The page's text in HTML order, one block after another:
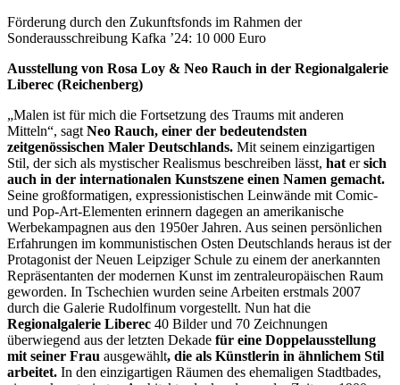
Förderung durch den Zukunftsfonds im Rahmen der
Sonderausschreibung Kafka ’24: 10 000 Euro
Ausstellung von Rosa Loy & Neo Rauch in der Regionalgalerie
Liberec (Reichenberg)
„Malen ist für mich die Fortsetzung des Traums mit anderen
Mitteln“, sagt Neo Rauch, einer der bedeutendsten
zeitgenössischen Maler Deutschlands. Mit seinem einzigartigen
Stil, der sich als mystischer Realismus beschreiben lässt, hat ersich
auch in der internationalen Kunstszene einen Namen gemacht.
Seine großformatigen, expressionistischen Leinwände mit Comic-
und Pop-Art-Elementen erinnern dagegen an amerikanische
Werbekampagnen aus den 1950er Jahren. Aus seinen persönlichen
Erfahrungen im kommunistischen Osten Deutschlands heraus ist der
Protagonist der Neuen Leipziger Schule zu einem der anerkannten
Repräsentanten der modernen Kunst im zentraleuropäischen Raum
geworden. In Tschechien wurden seine Arbeiten erstmals 2007
durch die Galerie Rudolfinum vorgestellt. Nun hat die
Regionalgalerie Liberec 40 Bilder und 70 Zeichnungen
überwiegend aus der letzten Dekade für eine Doppelausstellung
mit seiner Frau ausgewählt, die als Künstlerin in ähnlichem Stil
arbeitet. In den einzigartigen Räumen des ehemaligen Stadtbades,